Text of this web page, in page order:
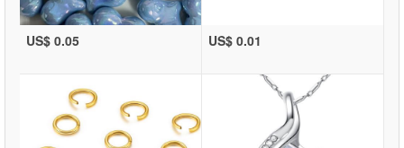
US$ 0.05 US$ 0.01